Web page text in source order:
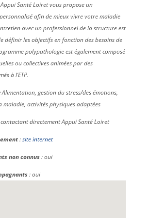
Appui Santé Loiret vous propose un
afin de mieux vivre votre maladie
avec un professionnel de la structure est
définir les objectifs en fonction des besoins de
polypathologie est également composé
ou collectives animées par des
à l’ETP.
Alimentation, gestion du stress/des émotions,
maladie, activités physiques adaptées
directement Appui Santé Loiret
:site internet
non connus: oui
: oui